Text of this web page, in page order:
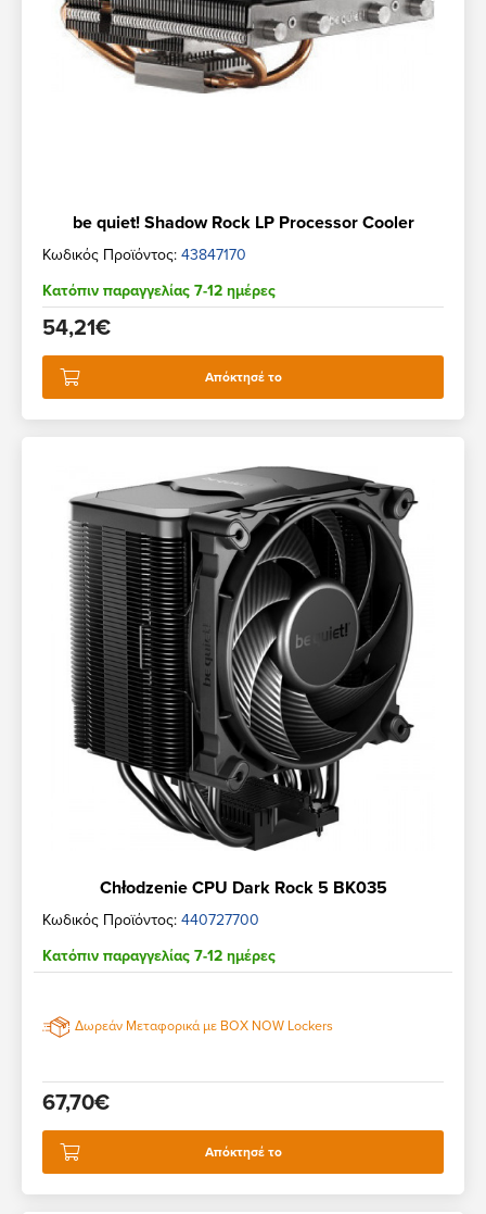
be quiet! Shadow Rock LP Processor Cooler
Κωδικός Προϊόντος: 43847170
Κατόπιν παραγγελίας 7-12 ημέρες
54,21€
Απόκτησέ το
Chłodzenie CPU Dark Rock 5 BK035
Κωδικός Προϊόντος: 440727700
Κατόπιν παραγγελίας 7-12 ημέρες
Δωρεάν Μεταφορικά με BOX NOW Lockers
67,70€
Απόκτησέ το